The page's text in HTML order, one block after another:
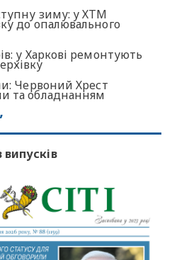
зиму: у ХТМ
до опалювального
у Харкові ремонтують
Червоний Хрест
та обладнанням
випусків